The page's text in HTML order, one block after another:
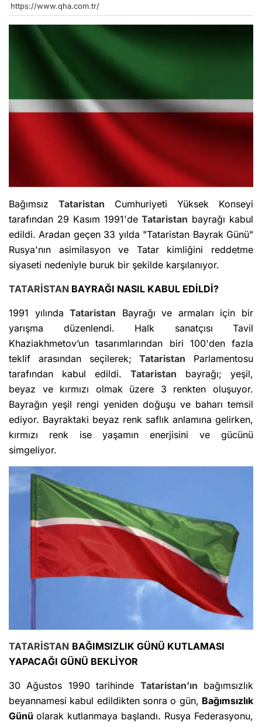
https://www.qha.com.tr/
Bağımsız Tataristan Cumhuriyeti Yüksek Konseyi
tarafından 29 Kasım 1991'deTataristan bayrağı kabul
edildi. Aradan geçen 33 yılda "Tataristan Bayrak Günü"
Rusya'nın asimilasyon ve Tatar kimliğini reddetme
siyaseti nedeniyle buruk bir şekilde karşılanıyor.
TATARİSTAN BAYRAĞI NASIL KABUL EDİLDİ?
1991 yılındaTataristan Bayrağı ve armaları için bir
yarışma düzenlendi. Halk sanatçısı Tavil
Khaziakhmetov’un tasarımlarından biri 100'den fazla
teklif arasından seçilerek;Tataristan Parlamentosu
tarafından kabul edildi. Tataristan bayrağı; yeşil,
beyaz ve kırmızı olmak üzere 3 renkten oluşuyor.
Bayrağın yeşil rengi yeniden doğuşu ve baharı temsil
ediyor. Bayraktaki beyaz renk saflık anlamına gelirken,
kırmızı renk ise yaşamın enerjisini ve gücünü
simgeliyor.
TATARİSTAN BAĞIMSIZLIK GÜNÜ KUTLAMASI
YAPACAĞI GÜNÜ BEKLİYOR
30 Ağustos 1990 tarihinde Tataristan’ın bağımsızlık
beyannamesi kabul edildikten sonra o gün, Bağımsızlık
Günü olarak kutlanmaya başlandı. Rusya Federasyonu,